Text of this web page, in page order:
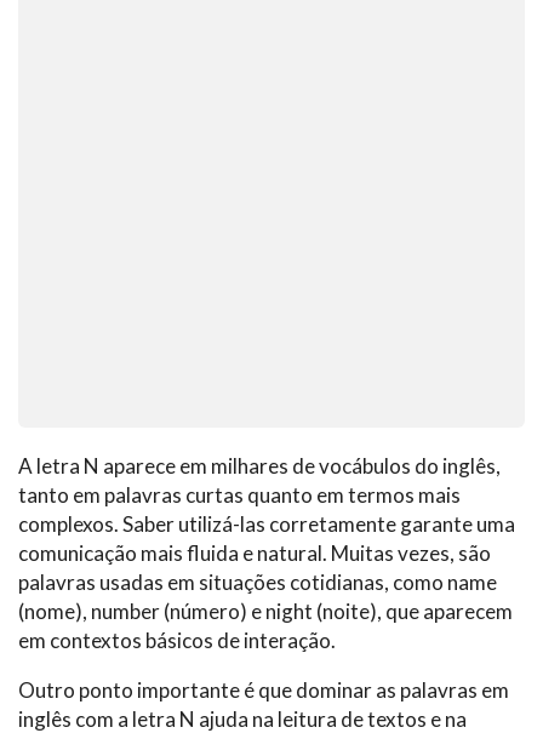
A letra N aparece em milhares de vocábulos do inglês,
tanto em palavras curtas quanto em termos mais
complexos. Saber utilizá-las corretamente garante uma
comunicação mais fluida e natural. Muitas vezes, são
palavras usadas em situações cotidianas, como name
(nome), number (número) e night (noite), que aparecem
em contextos básicos de interação.
Outro ponto importante é que dominar as palavras em
inglês com a letra N ajuda na leitura de textos e na